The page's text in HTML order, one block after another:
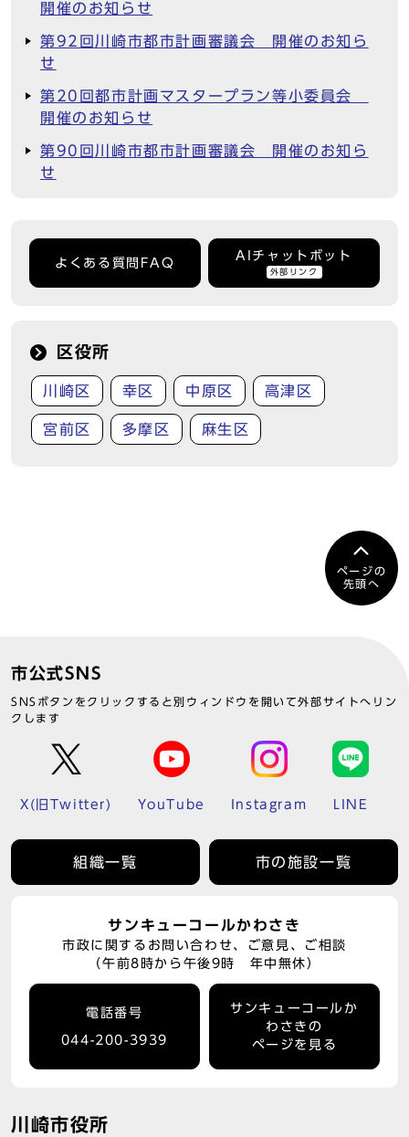
開催のお知らせ
第92回川崎市都市計画審議会 開催のお知ら
せ
第20回都市計画マスタープラン等小委員会
開催のお知らせ
第90回川崎市都市計画審議会 開催のお知ら
せ
よくある質問FAQ
AIチャットボット
外部リンク
区役所
川崎区 幸区 中原区 高津区
宮前区 多摩区 麻生区
ページの
先頭へ
市公式SNS
SNSボタンをクリックすると別ウィンドウを開いて外部サイトへリン
クします
X(旧Twitter) YouTube Instagram LINE
組織一覧 市の施設一覧
サンキューコールかわさき
市政に関するお問い合わせ、ご意見、ご相談
（午前8時から午後9時 年中無休）
電話番号
044-200-3939
サンキューコールか
わさきの
ページを見る
川崎市役所